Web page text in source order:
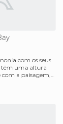
com os seus
têm uma altura
com a paisagem,